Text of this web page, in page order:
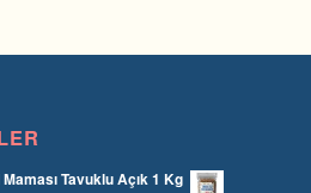
Tavuklu Açık 1 Kg